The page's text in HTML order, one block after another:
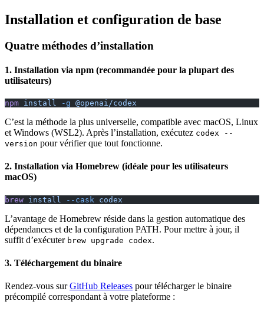
Installation et configuration de base
Quatre méthodes d’installation
1. Installation via npm (recommandée pour la plupart des
utilisateurs)
npm install -g @openai/codex
C’est la méthode la plus universelle, compatible avec macOS, Linux
et Windows (WSL2). Après l’installation, exécutez codex --
version pour vérifier que tout fonctionne.
2. Installation via Homebrew (idéale pour les utilisateurs
macOS)
brew install --cask codex
L’avantage de Homebrew réside dans la gestion automatique des
dépendances et de la configuration PATH. Pour mettre à jour, il
suffit d’exécuter brew upgrade codex.
3. Téléchargement du binaire
Rendez-vous surGitHub Releases pour télécharger le binaire
précompilé correspondant à votre plateforme :